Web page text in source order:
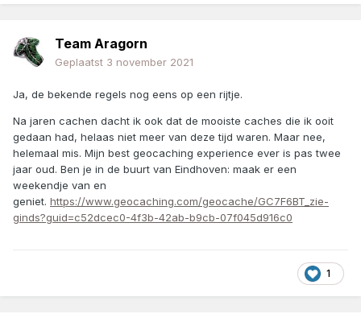
Team Aragorn
Geplaatst 3 november 2021
Ja, de bekende regels nog eens op een rijtje.
Na jaren cachen dacht ik ook dat de mooiste caches die ik ooit
gedaan had, helaas niet meer van deze tijd waren. Maar nee,
helemaal mis. Mijn best geocaching experience ever is pas twee
jaar oud. Ben je in de buurt van Eindhoven: maak er een
weekendje van en
geniet. https://www.geocaching.com/geocache/GC7F6BT_zie-
ginds?guid=c52dcec0-4f3b-42ab-b9cb-07f045d916c0
1